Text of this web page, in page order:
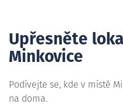
Upřesněte
Minkovice
Podívejte se, kde v místě
na doma.